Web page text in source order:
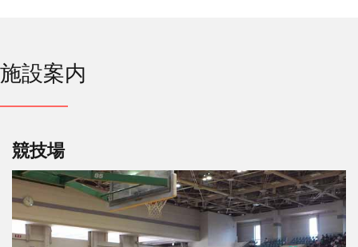
施設案内
競技場